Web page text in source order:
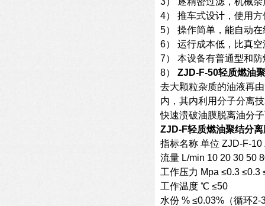
4） 推车式设计，使用
5） 操作简单，能自动
6） 运行成本低，比真
7） 本设备有普通型和
8） ZJD-F-50轻质燃油
去大颗粒杂质的油液再
内，其内利用分子分离
快速溃破油膜脱离油分
ZJD-F轻质燃油聚结分
指标名称 单位 ZJD-F-
流量 L/min 10 20 30 50
工作压力 Mpa ≤0.3 ≤0.3
工作温度 ℃ ≤50
水份 % ≤0.03%（循环2-